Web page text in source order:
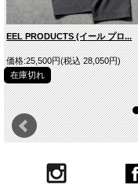
その他
※サイズ表
～2cm程度
■実寸平均値（ユニセックス
サイズ
肩幅
1
58cm
2
60cm
3
62cm
EEL PRODUCTS (イール プロ...
価格:25,500円(税込 28,050円)
在庫切れ